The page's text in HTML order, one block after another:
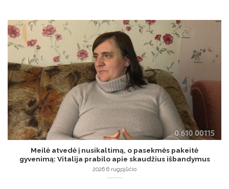
Meilė atvedė į nusikaltimą, o pasekmės pakeitė
gyvenimą: Vitalija prabilo apie skaudžius išbandymus
2026 6 rugpjūčio